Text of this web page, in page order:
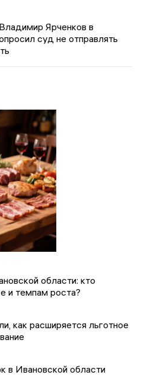
Ярченков в
суд не отправлять
области: кто
и темпам роста?
как расширяется льготное
в Ивановской области